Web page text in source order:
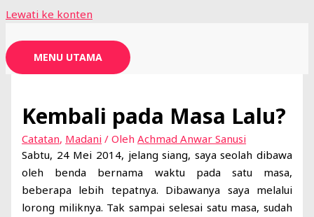
Lewati ke konten
MENU UTAMA
Kembali pada Masa Lalu?
Catatan, Madani / OlehAchmad Anwar Sanusi
Sabtu, 24 Mei 2014, jelang siang, saya seolah dibawa
oleh benda bernama waktu pada satu masa,
beberapa lebih tepatnya. Dibawanya saya melalui
lorong miliknya. Tak sampai selesai satu masa, sudah